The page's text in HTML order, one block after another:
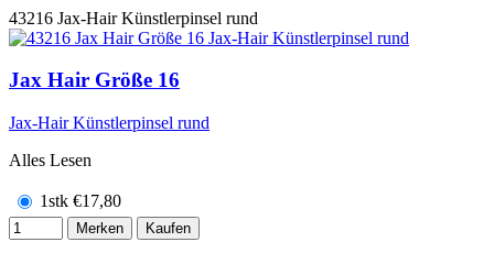
43216 Jax-Hair Künstlerpinsel rund
Jax Hair Größe 16
Jax-Hair Künstlerpinsel rund
Alles Lesen
1stk €17,80
Merken Kaufen